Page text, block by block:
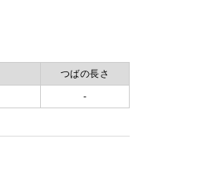
つばの長さ
-